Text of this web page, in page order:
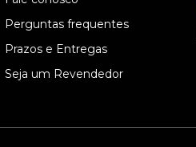
Perguntas frequentes
Prazos e Entregas
Seja um Revendedor